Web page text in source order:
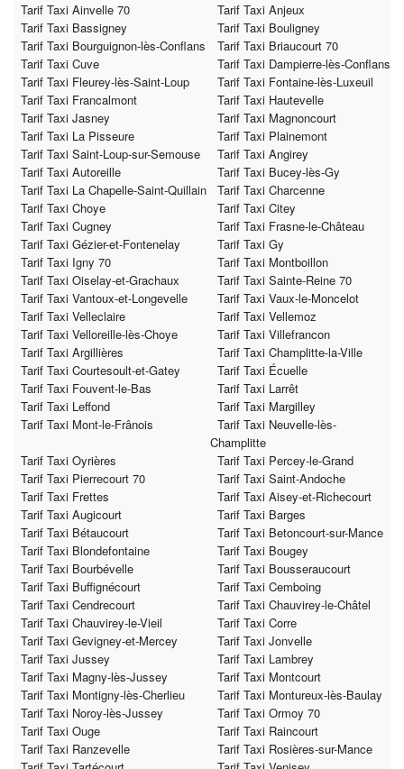
Tarif Taxi Ainvelle 70
Tarif Taxi Anjeux
Tarif Taxi Bassigney
Tarif Taxi Bouligney
Tarif Taxi Bourguignon-lès-Conflans
Tarif Taxi Briaucourt 70
Tarif Taxi Cuve
Tarif Taxi Dampierre-lès-Conflans
Tarif Taxi Fleurey-lès-Saint-Loup
Tarif Taxi Fontaine-lès-Luxeuil
Tarif Taxi Francalmont
Tarif Taxi Hautevelle
Tarif Taxi Jasney
Tarif Taxi Magnoncourt
Tarif Taxi La Pisseure
Tarif Taxi Plainemont
Tarif Taxi Saint-Loup-sur-Semouse
Tarif Taxi Angirey
Tarif Taxi Autoreille
Tarif Taxi Bucey-lès-Gy
Tarif Taxi La Chapelle-Saint-Quillain
Tarif Taxi Charcenne
Tarif Taxi Choye
Tarif Taxi Citey
Tarif Taxi Cugney
Tarif Taxi Frasne-le-Château
Tarif Taxi Gézier-et-Fontenelay
Tarif Taxi Gy
Tarif Taxi Igny 70
Tarif Taxi Montboillon
Tarif Taxi Oiselay-et-Grachaux
Tarif Taxi Sainte-Reine 70
Tarif Taxi Vantoux-et-Longevelle
Tarif Taxi Vaux-le-Moncelot
Tarif Taxi Velleclaire
Tarif Taxi Vellemoz
Tarif Taxi Velloreille-lès-Choye
Tarif Taxi Villefrancon
Tarif Taxi Argillières
Tarif Taxi Champlitte-la-Ville
Tarif Taxi Courtesoult-et-Gatey
Tarif Taxi Écuelle
Tarif Taxi Fouvent-le-Bas
Tarif Taxi Larrêt
Tarif Taxi Leffond
Tarif Taxi Margilley
Tarif Taxi Mont-le-Frânois
Tarif Taxi Neuvelle-lès-
Champlitte
Tarif Taxi Oyrières
Tarif Taxi Percey-le-Grand
Tarif Taxi Pierrecourt 70
Tarif Taxi Saint-Andoche
Tarif Taxi Frettes
Tarif Taxi Aisey-et-Richecourt
Tarif Taxi Augicourt
Tarif Taxi Barges
Tarif Taxi Bétaucourt
Tarif Taxi Betoncourt-sur-Mance
Tarif Taxi Blondefontaine
Tarif Taxi Bougey
Tarif Taxi Bourbévelle
Tarif Taxi Bousseraucourt
Tarif Taxi Buffignécourt
Tarif Taxi Cemboing
Tarif Taxi Cendrecourt
Tarif Taxi Chauvirey-le-Châtel
Tarif Taxi Chauvirey-le-Vieil
Tarif Taxi Corre
Tarif Taxi Gevigney-et-Mercey
Tarif Taxi Jonvelle
Tarif Taxi Jussey
Tarif Taxi Lambrey
Tarif Taxi Magny-lès-Jussey
Tarif Taxi Montcourt
Tarif Taxi Montigny-lès-Cherlieu
Tarif Taxi Montureux-lès-Baulay
Tarif Taxi Noroy-lès-Jussey
Tarif Taxi Ormoy 70
Tarif Taxi Ouge
Tarif Taxi Raincourt
Tarif Taxi Ranzevelle
Tarif Taxi Rosières-sur-Mance